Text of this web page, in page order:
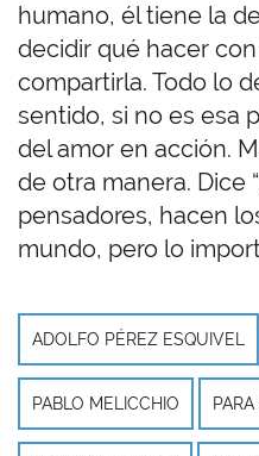
humano, él tiene la
decidir qué hacer
compartirla. Todo lo
sentido, si no es esa
del amor en acción.
de otra manera. Dice
pensadores, hacen
mundo, pero lo
ADOLFO PÉREZ ESQUIVEL
PABLO MELICCHIO